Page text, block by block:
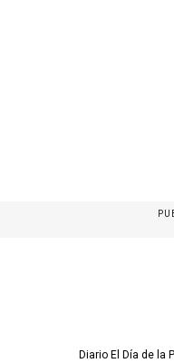
Diario El Día de la